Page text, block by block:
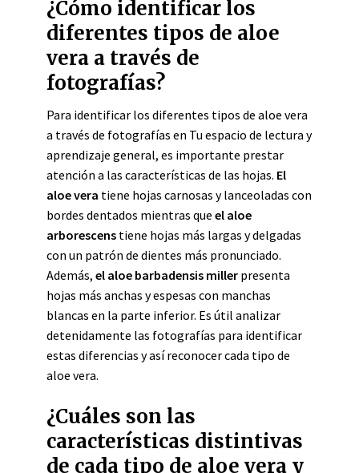
¿Cómo identificar los
diferentes tipos de aloe
vera a través de
fotografías?
Para identificar los diferentes tipos de aloe vera
a través de fotografías en Tu espacio de lectura y
aprendizaje general, es importante prestar
atención a las características de las hojas. El
aloe vera tiene hojas carnosas y lanceoladas con
bordes dentados mientras que el aloe
arborescens tiene hojas más largas y delgadas
con un patrón de dientes más pronunciado.
Además, el aloe barbadensis miller presenta
hojas más anchas y espesas con manchas
blancas en la parte inferior. Es útil analizar
detenidamente las fotografías para identificar
estas diferencias y así reconocer cada tipo de
aloe vera.
¿Cuáles son las
características distintivas
de cada tipo de aloe vera y